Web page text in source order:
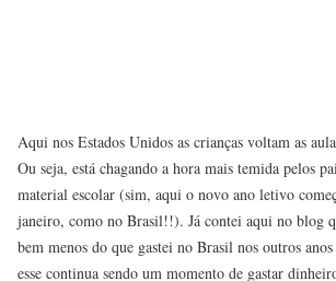
Aqui nos Estados Unidos as crianças voltam as
Ou seja, está chagando a hora mais temida pelos
material escolar (sim, aqui o novo ano letivo
janeiro, como no Brasil!!). Já contei aqui no blog
bem menos do que gastei no Brasil nos outros
esse continua sendo um momento de gastar